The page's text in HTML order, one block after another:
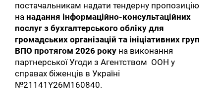
постачальникам надати тендерну пропозицію
на надання інформаційно-консультаційних
послуг з бухгалтерського обліку для
громадських організацій та ініціативних груп
ВПО протягом 2026 року на виконання
партнерської Угоди з Агентством ООН у
справах біженців в Україні
№21141Y26M160840.